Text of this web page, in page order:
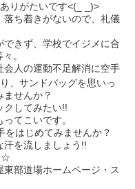
りがたいです<(_ _)>
ち着きがないので、礼儀
きず、学校でイジメに合
。
人の運動不足解消に空手
、 サンドバッグを思いっ
ませんか？
クしてみたい!!
てこいです。
はじめてみませんか？
汗を流しましょう!!
☆
部道場ホームページ・ス